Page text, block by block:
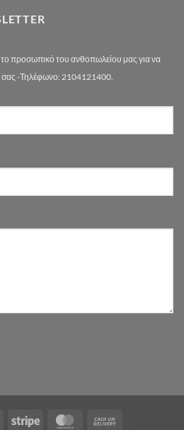
Αθήνα
στον
Drimalas
Flowers
προσωπικό του ανθοπωλείου μας για να
σας -Τηλέφωνο: 2104121400.
PayPal Stripe MasterCard